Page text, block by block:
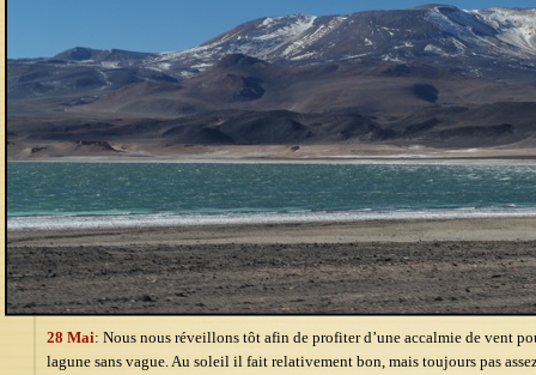
28 Mai: Nous nous réveillons tôt afin de profiter d’une accalmie de vent
lagune sans vague. Au soleil il fait relativement bon, mais toujours pas